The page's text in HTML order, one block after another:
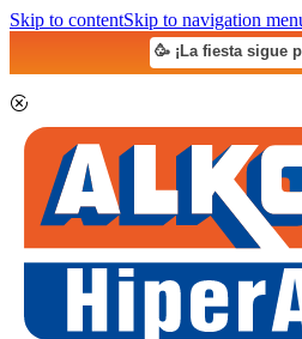
Skip to contentSkip to navigation
🥳 ¡La fiesta sigue